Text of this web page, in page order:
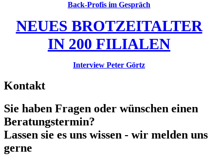
Back-Profis im Gespräch
NEUES BROTZEITALTER
IN 200 FILIALEN
Interview Peter Görtz
Kontakt
Sie haben Fragen oder wünschen einen
Beratungstermin?
Lassen sie es uns wissen - wir melden uns
gerne